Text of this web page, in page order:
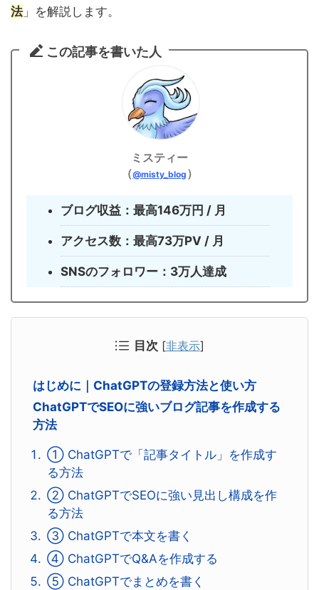
法 」を解説します。
この記事を書いた人
ミスティー
（@misty_blog ）
ブログ収益：最高146万円 / 月
アクセス数：最高73万PV / 月
SNSのフォロワー：3万人達成
目次 [非表示]
はじめに｜ChatGPTの登録方法と使い方
ChatGPTでSEOに強いブログ記事を作成する
方法
① ChatGPTで「記事タイトル」を作成す
る方法
② ChatGPTでSEOに強い見出し構成を作
る方法
③ ChatGPTで本文を書く
④ ChatGPTでQ&Aを作成する
⑤ ChatGPTでまとめを書く